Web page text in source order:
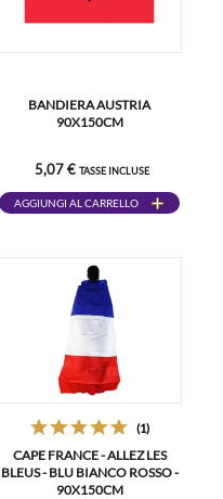
BANDIERA AUSTRIA
90X150CM
5,07 € TASSE INCLUSE
AGGIUNGI AL CARRELLO
(1)
CAPE FRANCE - ALLEZ LES
BLEUS - BLU BIANCO ROSSO -
90X150CM